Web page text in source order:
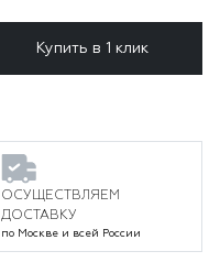
Купить в 1 клик
ОСУЩЕСТВЛЯЕМ
ДОСТАВКУ
по Москве и всей России